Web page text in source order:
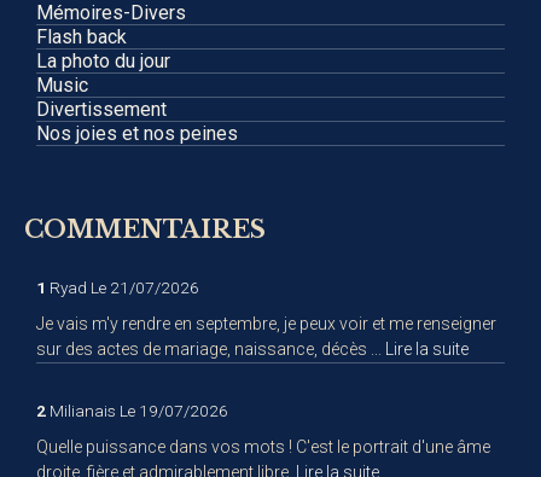
Mémoires-Divers
Flash back
La photo du jour
Music
Divertissement
Nos joies et nos peines
COMMENTAIRES
1 Ryad Le 21/07/2026
Je vais m'y rendre en septembre, je peux voir et me renseigner
sur des actes de mariage, naissance, décès ... Lire la suite
2 Milianais Le 19/07/2026
Quelle puissance dans vos mots ! C'est le portrait d'une âme
droite, fière et admirablement libre. Lire la suite